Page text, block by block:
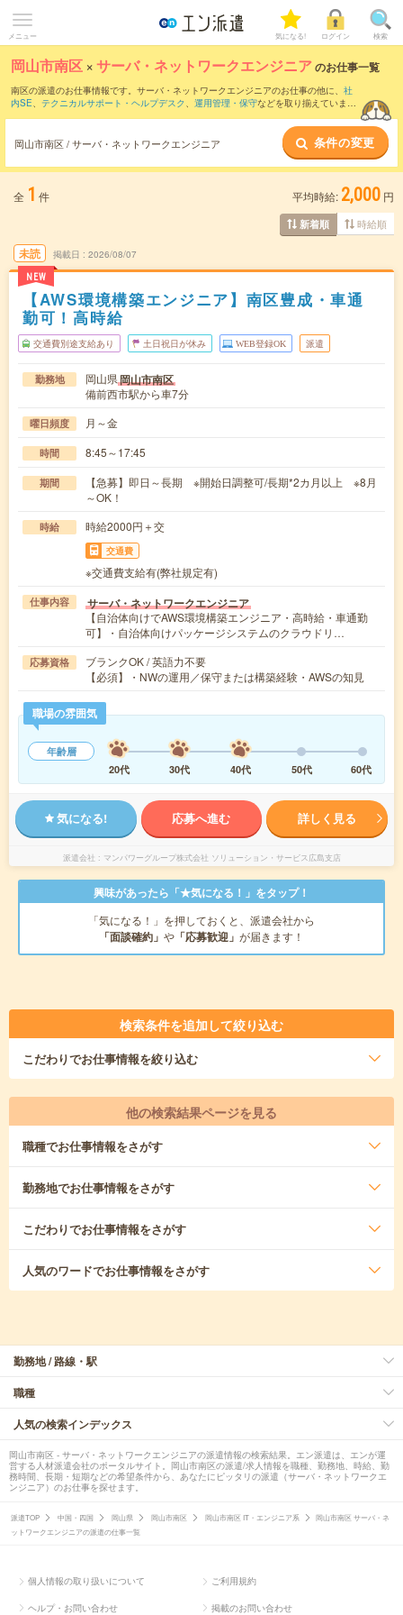
メニュー 気になる! ログイン 検索
岡山市南区 ×サーバ・ネットワークエンジニアのお仕事一覧
南区の派遣のお仕事情報です。サーバ・ネットワークエンジニアのお仕事の他に、 社
内SE、 テクニカルサポート・ヘルプデスク 、 運用管理・保守などを取り揃えていま
サーバ・ネットワークエンジニアのお仕事とは？とは？
岡山市南区 / サーバ・ネットワークエンジニア 条件の変更
全 1 件 平均時給: 2,000 円
新着順 時給順
未読
NEW
掲載日 2026/08/07
【AWS環境構築エンジニア】南区豊成・車通
勤可！高時給
交通費別途支給あり 土日祝日が休み WEB登録OK 派遣
勤務地 岡山県岡山市南区
備前西市駅から車7分
曜日頻度 月～金
時間 8:45～17:45
期間
【急募】即日～長期 ※開始日調整可/長期*2カ月以上 ※8月
～OK！
時給 時給2000円＋交
交通費
※交通費支給有(弊社規定有)
仕事内容 サーバ・ネットワークエンジニア
【自治体向けでAWS環境構築エンジニア・高時給・車通勤
可】・自治体向けパッケージシステムのクラウドリ…
応募資格
ブランクOK / 英語力不要
【必須】・NWの運用／保守または構築経験・AWSの知見
職場の雰囲気
年齢層
20代
30代 40代 50代 60代
気になる! 応募へ進む 詳しく見る
派遣会社 マンパワーグループ株式会社 ソリューション・サービス広島支店
興味があったら「★気になる！」をタップ！
「気になる！」を押しておくと、派遣会社から
「面談確約」 や 「応募歓迎」 が届きます！
検索条件を追加して絞り込む
こだわりでお仕事情報を絞り込む
他の検索結果ページを見る
職種でお仕事情報をさがす
勤務地でお仕事情報をさがす
こだわりでお仕事情報をさがす
人気のワードでお仕事情報をさがす
勤務地 / 路線・駅
職種
人気の検索インデックス
岡山市南区 - サーバ・ネットワークエンジニアの派遣情報の検索結果。エン派遣は、エンが運
営する人材派遣会社のポータルサイト。岡山市南区の派遣/求人情報を職種、勤務地、時給、勤
務時間、長期・短期などの希望条件から、あなたにピッタリの派遣（サーバ・ネットワークエ
ンジニア）のお仕事を探せます。
派遣TOP 中国・四国 岡山県 岡山市南区 岡山市南区 IT・エンジニア系
岡山市南区 サーバ・ネ
ットワークエンジニアの派遣の仕事一覧
個人情報の取り扱いについて ご利用規約
ヘルプ・お問い合わせ 掲載のお問い合わせ